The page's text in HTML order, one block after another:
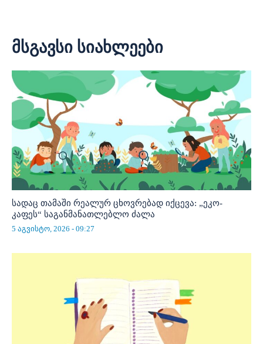
მსგავსი სიახლეები
სადაც თამაში რეალურ ცხოვრებად იქცევა: „ეკო-
კაფეს“ საგანმანათლებლო ძალა
5 აგვისტო, 2026 - 09:27